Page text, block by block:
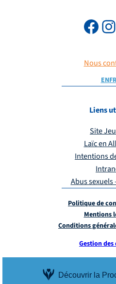
Découvrir la
Nous
EN
Liens
Site
Laïc en
Intentions
Abus sexuels
Politique de
Mentions
Conditions
Gestion